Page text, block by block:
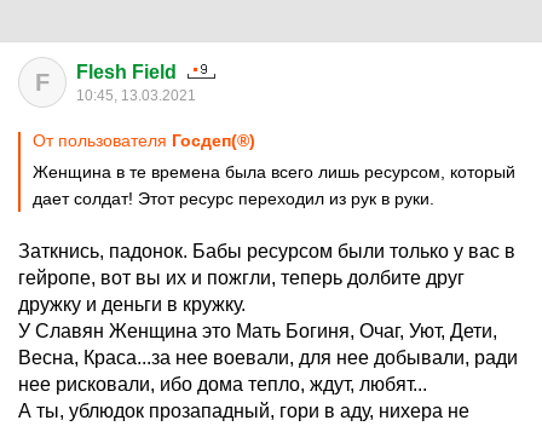
F Flesh Field
10:45, 13.03.2021
От пользователя Госдеп(®)
Женщина в те времена была всего лишь ресурсом, который
дает солдат! Этот ресурс переходил из рук в руки.
Заткнись, падонок. Бабы ресурсом были только у вас в
гейропе, вот вы их и пожгли, теперь долбите друг
дружку и деньги в кружку.
У Славян Женщина это Мать Богиня, Очаг, Уют, Дети,
Весна, Краса...за нее воевали, для нее добывали, ради
нее рисковали, ибо дома тепло, ждут, любят...
А ты, ублюдок прозападный, гори в аду, нихера не